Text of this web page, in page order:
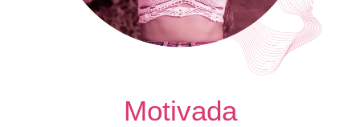
Motivada